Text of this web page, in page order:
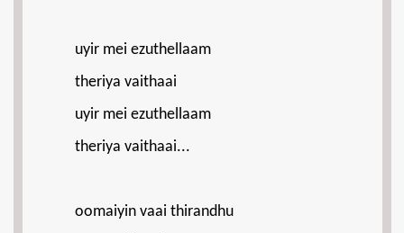
uyir mei ezuthellaam
theriya vaithaai
uyir mei ezuthellaam
theriya vaithaai...
oomaiyin vaai thirandhu